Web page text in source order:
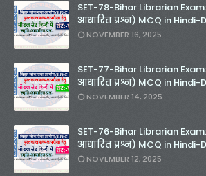
SET-78-Bihar Librarian
आधारित प्रश्न) MCQ in Hindi-
NOVEMBER 16, 2025
SET-77-Bihar Librarian
आधारित प्रश्न) MCQ in Hindi-
NOVEMBER 14, 2025
SET-76-Bihar Librarian
आधारित प्रश्न) MCQ in Hindi-
NOVEMBER 12, 2025